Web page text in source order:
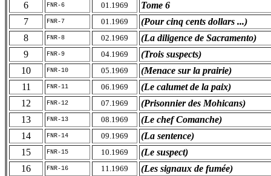
6
FNR-6 01.1969
Tome 6
7
FNR-7 01.1969
(Pour cinq cents dollars ...)
8
FNR-8 02.1969
(La diligence de Sacramento)
9
FNR-9 04.1969
(Trois suspects)
10
FNR-10 05.1969
(Menace sur la prairie)
11
FNR-11 06.1969
(Le calumet de la paix)
12
FNR-12 07.1969
(Prisonnier des Mohicans)
13
FNR-13 08.1969
(Le chef Comanche)
14
FNR-14 09.1969
(La sentence)
15
FNR-15 10.1969
(Le suspect)
16
FNR-16 11.1969
(Les signaux de fumée)